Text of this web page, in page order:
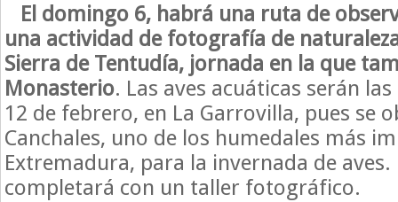
El domingo 6, habrá una ruta de
una actividad de fotografía de
Sierra de Tentudía, jornada en la que
Monasterio. Las aves acuáticas serán
12 de febrero, en La Garrovilla, pues se
Canchales, uno de los humedales más
Extremadura, para la invernada de aves.
completará con un taller fotográfico.